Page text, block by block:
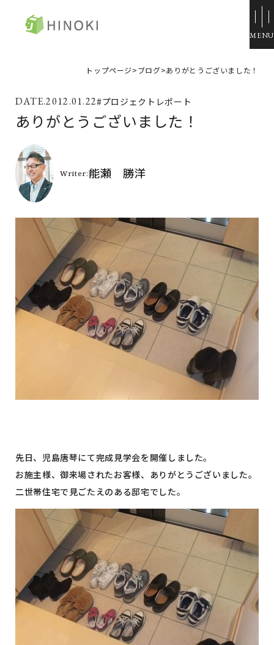
資料請求
施工例
トップページ
コンセプト
ラインナップ
ZERO STYLE
コンフォート
コンフォート 間取一覧
コンフォート 設備・仕様一
覧
よくある質問
施工事例
お客様の声
ハウジングモール倉敷
岡山支店
安江展示場
HINOラボ
来店・相談予約
イベント情報
建売・中古 物件情報
土地情報
土地無料査定
資料請求
会社概要
スタッフ紹介
お客様ご紹介制度
トップページ>ブログ>ありがとうございました！
2012.01.22#プロジェクトレポート
ありがとうございました！
先日、児島唐琴にて完成見学会を開催しました。
お施主様、御来場されたお客様、ありがとうございました。
二世帯住宅で見ごたえのある邸宅でした。